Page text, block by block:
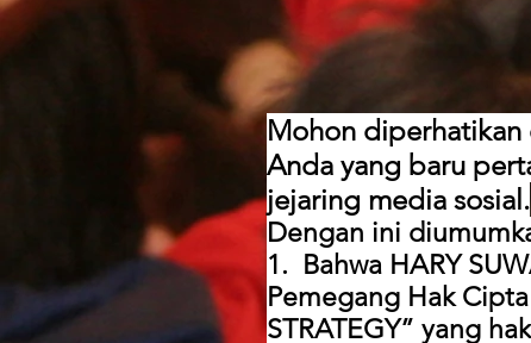
Mohon diperhatikan
Anda yang baru
jejaring media sosial.
Dengan ini
1. Bahwa HARY
Pemegang Hak
STRATEGY” yang